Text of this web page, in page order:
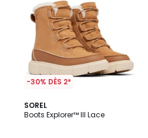
-30% DÈS 2*
SOREL
Boots Explorer™ III Lace